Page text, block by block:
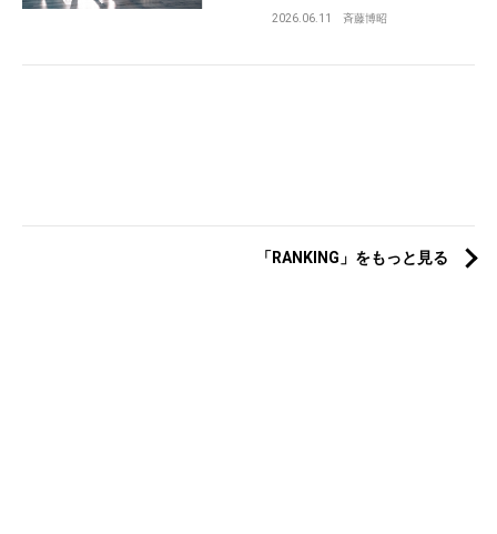
2026.06.11 斉藤博昭
「RANKING」をもっと見る